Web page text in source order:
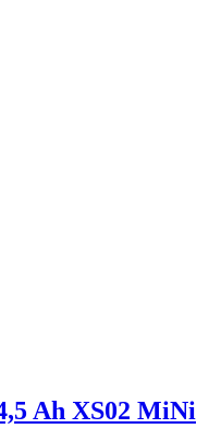
Ah XS02 MiNi